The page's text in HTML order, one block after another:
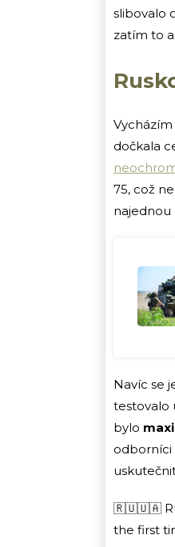
slibovalo
zatím to
dočkala
75, což
najednou
Navíc se
testovalo
bylo
odborníci
🇷🇺🇺🇦
the first